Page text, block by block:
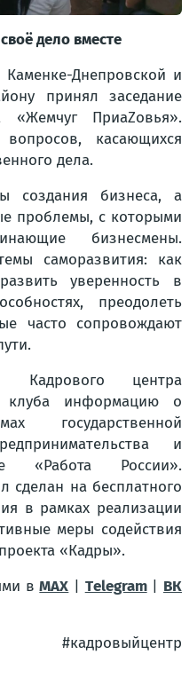
дело вместе
Днепровской и
принял заседание
ПриаZовья».
касающихся
дела.
создания бизнеса, а
проблемы, с которыми
бизнесмены.
саморазвития: как
уверенность в
преодолеть
часто сопровождают
Кадрового центра
клуба информацию о
государственной
и
«Работа России».
сделан на бесплатного
в рамках реализации
меры содействия
«Кадры».
вMAX Тelegram| ВК
#кадровыйцентр